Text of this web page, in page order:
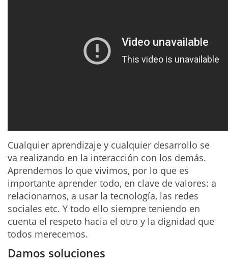
Cualquier aprendizaje y cualquier desarrollo se
va realizando en la interacción con los demás.
Aprendemos lo que vivimos, por lo que es
importante aprender todo, en clave de valores: a
relacionarnos, a usar la tecnología, las redes
sociales etc. Y todo ello siempre teniendo en
cuenta el respeto hacia el otro y la dignidad que
todos merecemos.
Damos soluciones